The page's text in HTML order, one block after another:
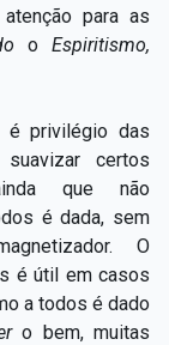
para as
oEspiritismo,
é privilégio das
certos
que não
é dada, sem
O
é útil em casos
a todos é dado
o bem, muitas